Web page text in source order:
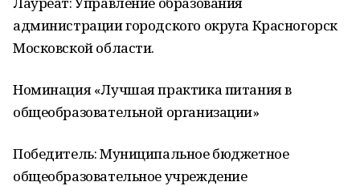
администрации городского округа Красногорск
Московской области.
Номинация «Лучшая практика питания в
общеобразовательной организации»
Победитель: Муниципальное бюджетное
общеобразовательное учреждение